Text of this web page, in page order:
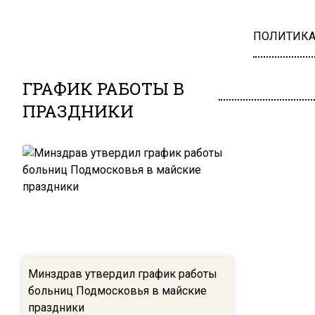
ПОЛИТИКА
ГРАФИК РАБОТЫ В
ПРАЗДНИКИ
Минздрав утвердил график работы
больниц Подмосковья в майские
праздники